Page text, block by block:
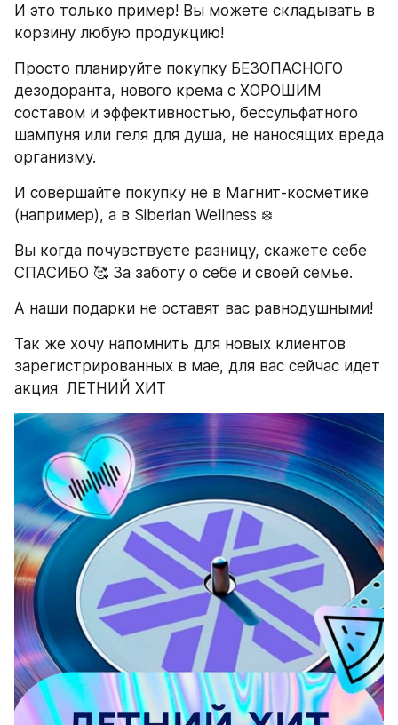
И это только пример! Вы можете складывать в
корзину любую продукцию!
Просто планируйте покупку БЕЗОПАСНОГО
дезодоранта, нового крема с ХОРОШИМ
составом и эффективностью, бессульфатного
шампуня или геля для душа, не наносящих вреда
организму.
И совершайте покупку не в Магнит-косметике
(например), а в Siberian Wellness ❄️
Вы когда почувствуете разницу, скажете себе
СПАСИБО 🥰 За заботу о себе и своей семье.
А наши подарки не оставят вас равнодушными!
Так же хочу напомнить для новых клиентов
зарегистрированных в мае, для вас сейчас идет
акция  ЛЕТНИЙ ХИТ